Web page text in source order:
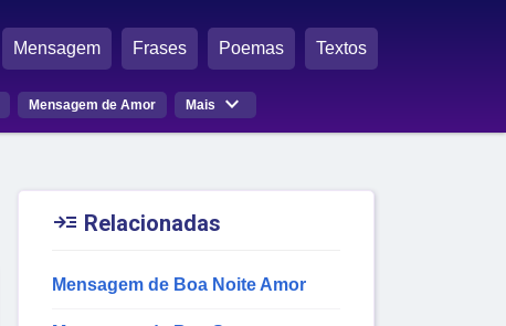
Mensagem Frases Poemas Textos
Mensagem de Amor Mais 
 Relacionadas
Mensagem de Boa Noite Amor